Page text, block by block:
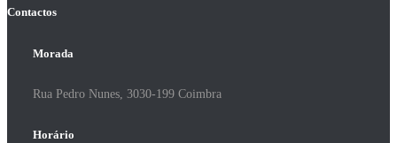
Contactos
Morada
Rua Pedro Nunes, 3030-199 Coimbra
Horário